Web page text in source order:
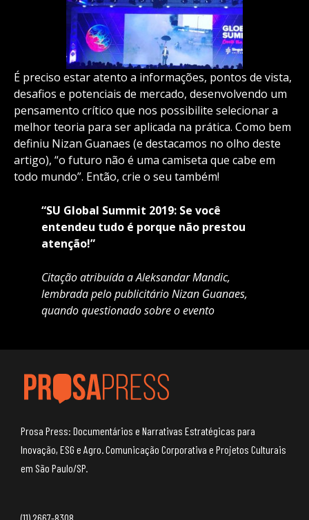
É preciso estar atento a informações, pontos de vista,
desafios e potenciais de mercado, desenvolvendo um
pensamento crítico que nos possibilite selecionar a
melhor teoria para ser aplicada na prática. Como bem
definiu Nizan Guanaes (e destacamos no olho deste
artigo), “o futuro não é uma camiseta que cabe em
todo mundo”. Então, crie o seu também!
“SU Global Summit 2019: Se você
entendeu tudo é porque não prestou
atenção!”
Citação atribuída a Aleksandar Mandic,
lembrada pelo publicitário Nizan Guanaes,
quando questionado sobre o evento
Prosa Press: Documentários e Narrativas Estratégicas para
Inovação, ESG e Agro. Comunicação Corporativa e Projetos Culturais
em São Paulo/SP.